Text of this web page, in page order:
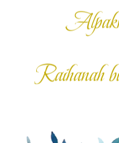
Raihanah